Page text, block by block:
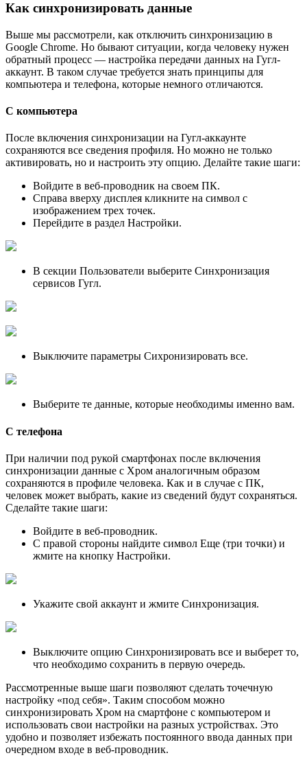
Как синхронизировать данные
Выше мы рассмотрели, как отключить синхронизацию в
Google Chrome. Но бывают ситуации, когда человеку нужен
обратный процесс — настройка передачи данных на Гугл-
аккаунт. В таком случае требуется знать принципы для
компьютера и телефона, которые немного отличаются.
С компьютера
После включения синхронизации на Гугл-аккаунте
сохраняются все сведения профиля. Но можно не только
активировать, но и настроить эту опцию. Делайте такие шаги:
Войдите в веб-проводник на своем ПК.
Справа вверху дисплея кликните на символ с
изображением трех точек.
Перейдите в раздел Настройки.
В секции Пользователи выберите Синхронизация
сервисов Гугл.
Выключите параметры Сихронизировать все.
Выберите те данные, которые необходимы именно вам.
С телефона
При наличии под рукой смартфонах после включения
синхронизации данные с Хром аналогичным образом
сохраняются в профиле человека. Как и в случае с ПК,
человек может выбрать, какие из сведений будут сохраняться.
Сделайте такие шаги:
Войдите в веб-проводник.
С правой стороны найдите символ Еще (три точки) и
жмите на кнопку Настройки.
Укажите свой аккаунт и жмите Синхронизация.
Выключите опцию Синхронизировать все и выберет то,
что необходимо сохранить в первую очередь.
Рассмотренные выше шаги позволяют сделать точечную
настройку «под себя». Таким способом можно
синхронизировать Хром на смартфоне с компьютером и
использовать свои настройки на разных устройствах. Это
удобно и позволяет избежать постоянного ввода данных при
очередном входе в веб-проводник.